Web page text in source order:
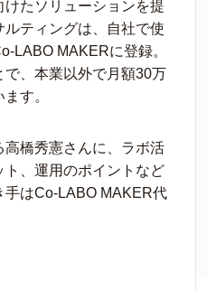
けたソリューションを提
ティングは、自社で使
LABO MAKERに登録。
で、本業以外で月額30万
す。
高橋秀憲さんに、ラボ活
ト、運用のポイントなど
手はCo-LABO MAKER代